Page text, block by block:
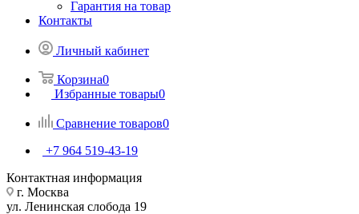
Гарантия на товар
Контакты
Личный кабинет
Корзина0
Избранные товары0
Сравнение товаров0
+7 964 519-43-19
Контактная информация
г. Москва
ул. Ленинская слобода 19